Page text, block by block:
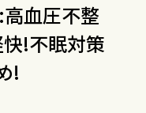
血圧不整
!不眠対策
!
つ